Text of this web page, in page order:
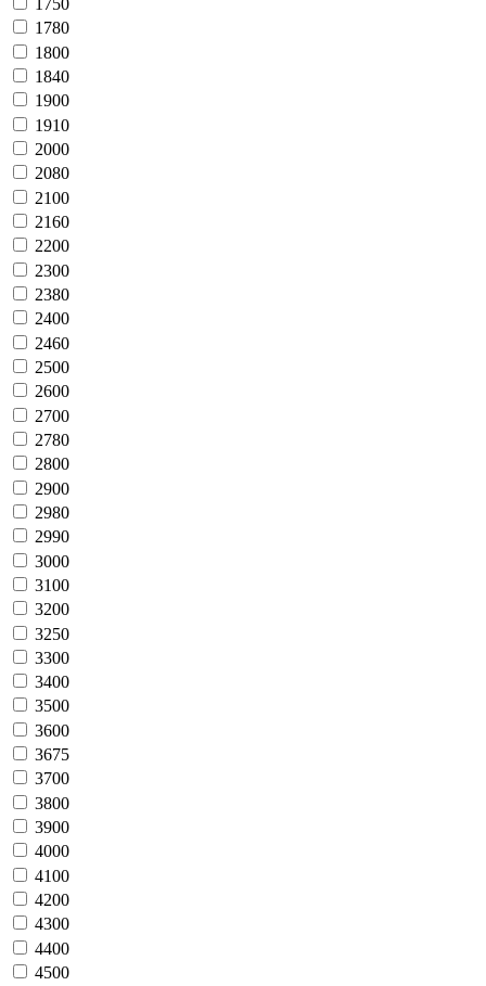
1750
1780
1800
1840
1900
1910
2000
2080
2100
2160
2200
2300
2380
2400
2460
2500
2600
2700
2780
2800
2900
2980
2990
3000
3100
3200
3250
3300
3400
3500
3600
3675
3700
3800
3900
4000
4100
4200
4300
4400
4500